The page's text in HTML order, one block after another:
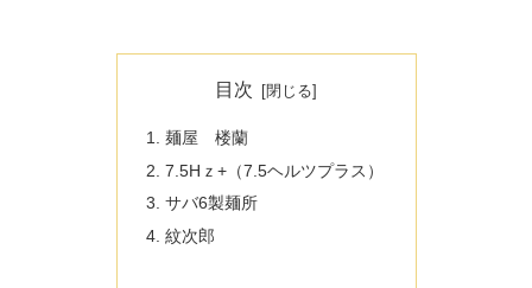
目次
麺屋 楼蘭
7.5Hｚ+（7.5ヘルツプラス）
サバ6製麺所
紋次郎